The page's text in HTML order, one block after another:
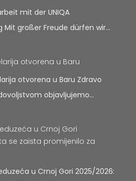
mit der UNIQA
Mit großer Freude dürfen wir…
otvorena u Baru
otvorena u Baru Zdravo
objavljujemo…
u Crnoj Gori
se zaista promijenilo za
u Crnoj Gori 2025/2026: